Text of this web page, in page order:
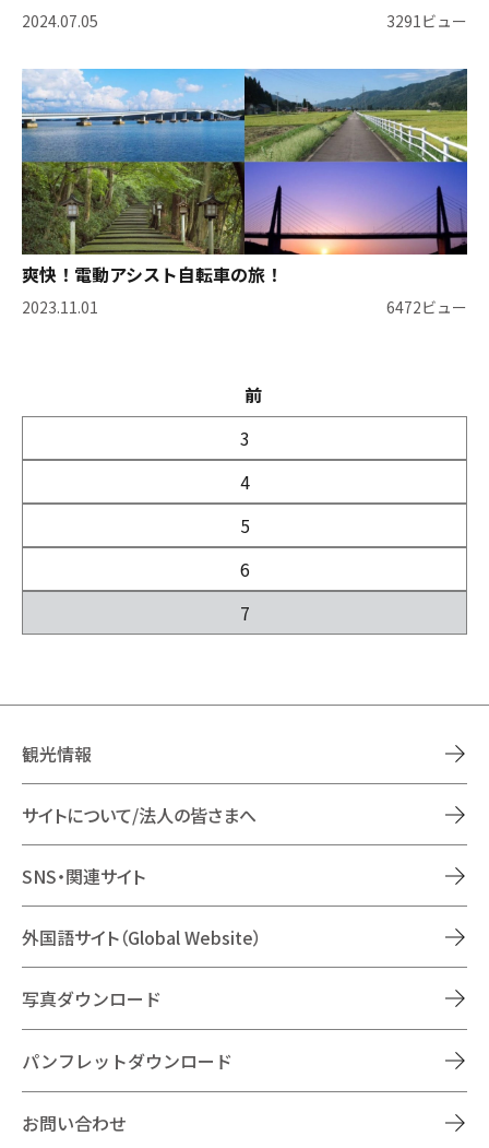
2024.07.05 3291ビュー
爽快！電動アシスト自転車の旅！
2023.11.01 6472ビュー
前
3
4
5
6
7
観光情報
サイトについて/法人の皆さまへ
SNS・関連サイト
外国語サイト（Global Website）
写真ダウンロード
パンフレットダウンロード
お問い合わせ